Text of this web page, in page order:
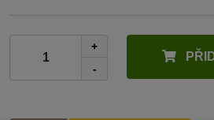
+
-